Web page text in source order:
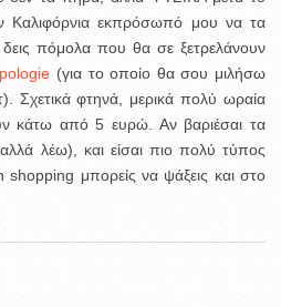
Καλιφόρνια εκπρόσωπό μου να τα
δεις πόμολα που θα σε ξετρελάνουν
(για το οποίο θα σου μιλήσω
Σχετικά φτηνά, μερικά πολύ ωραία
κάτω από 5 ευρώ. Αν βαριέσαι τα
αλλά λέω), και είσαι πιο πολύ τύπος
μπορείς να ψάξεις και στο